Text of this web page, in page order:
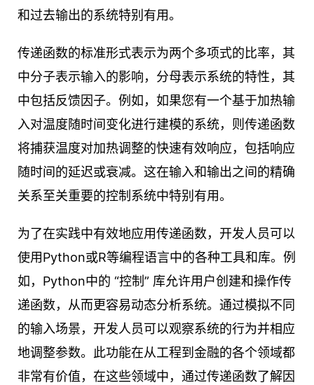
和过去输出的系统特别有用。
传递函数的标准形式表示为两个多项式的比率，其
中分子表示输入的影响，分母表示系统的特性，其
中包括反馈因子。例如，如果您有一个基于加热输
入对温度随时间变化进行建模的系统，则传递函数
将捕获温度对加热调整的快速有效响应，包括响应
随时间的延迟或衰减。这在输入和输出之间的精确
关系至关重要的控制系统中特别有用。
为了在实践中有效地应用传递函数，开发人员可以
使用Python或R等编程语言中的各种工具和库。例
如，Python中的 “控制” 库允许用户创建和操作传
递函数，从而更容易动态分析系统。通过模拟不同
的输入场景，开发人员可以观察系统的行为并相应
地调整参数。此功能在从工程到金融的各个领域都
非常有价值，在这些领域中，通过传递函数了解因